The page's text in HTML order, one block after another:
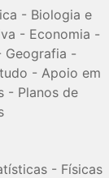
- Biologia e
- Economia -
Geografia -
- Apoio em
- Planos de
- Físicas